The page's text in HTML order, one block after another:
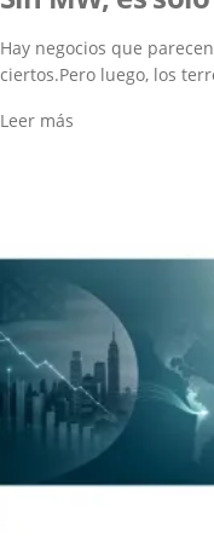
Hay negocios que
ciertos.Pero luego, los
Leer más